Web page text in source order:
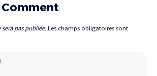
sera pas publiée. Les champs obligatoires sont